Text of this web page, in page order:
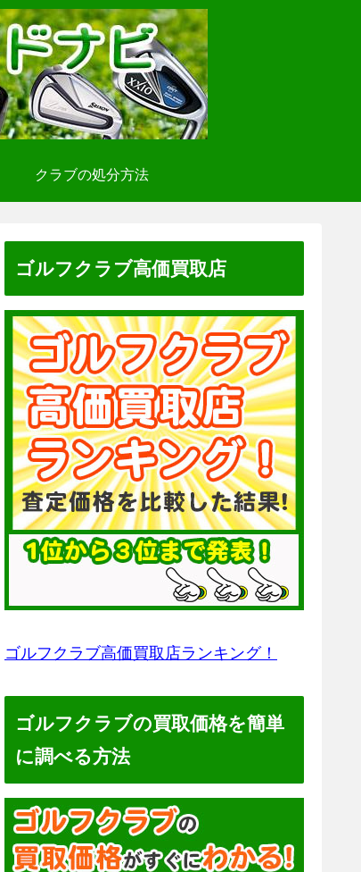
クラブの処分方法
ゴルフクラブ高価買取店
ゴルフクラブ高価買取店ランキング！
ゴルフクラブの買取価格を簡単
に調べる方法